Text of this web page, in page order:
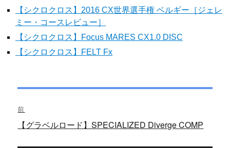
【シクロクロス】2016 CX世界選手権 ベルギー［ジェレ
ミー・コースレビュー］
【シクロクロス】Focus MARES CX1.0 DISC
【シクロクロス】FELT Fx
稿
ナ
前
過【グラベルロード】SPECIALIZED Diverge COMP